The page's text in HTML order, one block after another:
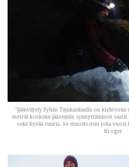
“Jäänviljely Pyhän Tajukankaalla on
metriä korkean jääseinän synnyttäminen
sekä hyvää tuuria. Se muodostuu joka
Kroger